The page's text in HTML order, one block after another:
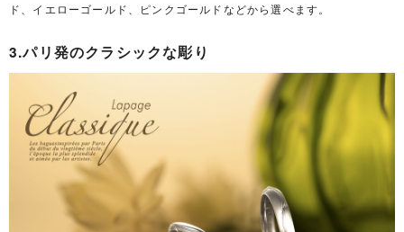
ド、イエローゴールド、ピンクゴールドなどから選べます。
3.パリ発のクラシックな彫り